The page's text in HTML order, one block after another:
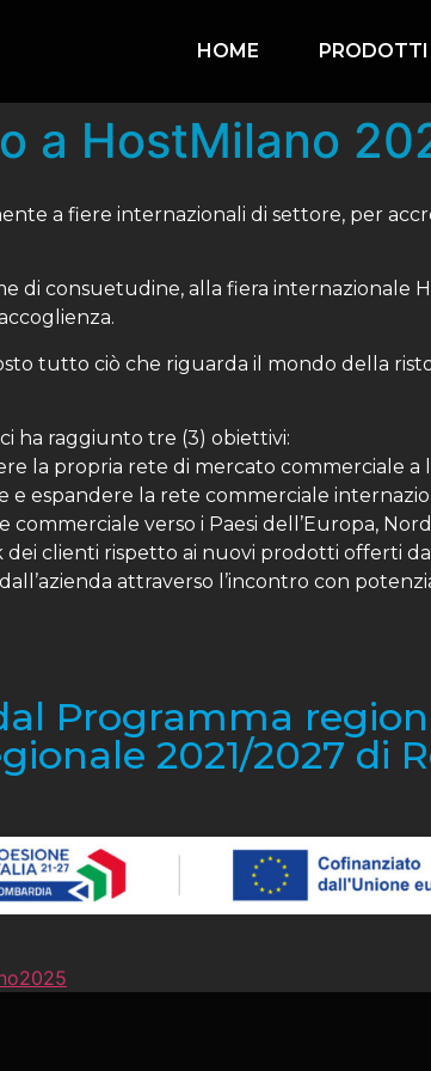
HOME PRODOTTI
a HostMilano
a fiere internazionali di settore, per
di consuetudine, alla fiera internazionale
tutto ciò che riguarda il mondo della
ha raggiunto tre (3) obiettivi:
la propria rete di mercato commerciale a
e espandere la rete commerciale
commerciale verso i Paesi dell’Europa,
dei clienti rispetto ai nuovi prodotti offerti
attraverso l’incontro con
Programma
2021/2027 di